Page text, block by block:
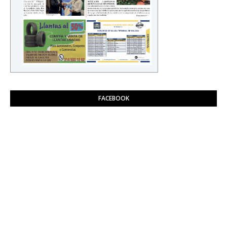
FACEBOOK